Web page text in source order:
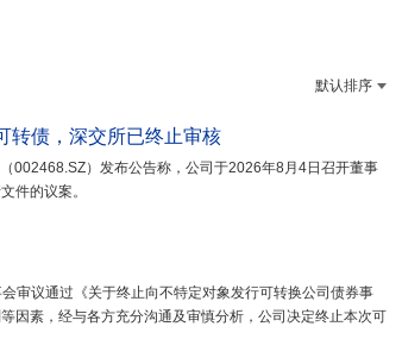
默认排序
转债，深交所已终止审核
002468.SZ）发布公告称，公司于2026年8月4日召开董事
件的议案。
审议通过《关于终止向不特定对象发行可转换公司债券事
因素，经与各方充分沟通及审慎分析，公司决定终止本次可